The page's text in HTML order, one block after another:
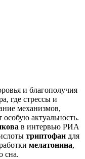
и благополучия
где стрессы и
механизмов,
актуальность.
в интервью РИА
триптофан для
мелатонина,
сна.